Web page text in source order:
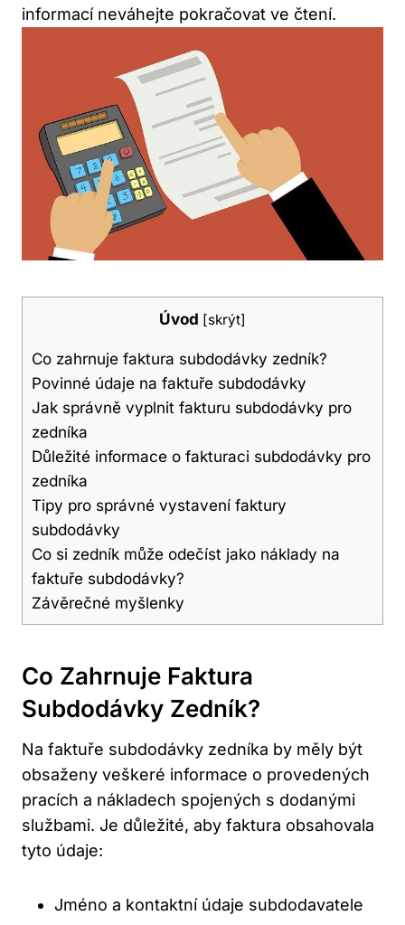
informací neváhejte pokračovat ve čtení.
Úvod [skrýt]
Co zahrnuje faktura subdodávky zedník?
Povinné údaje na faktuře subdodávky
Jak správně vyplnit fakturu subdodávky pro
zedníka
Důležité informace o fakturaci subdodávky pro
zedníka
Tipy pro správné vystavení faktury
subdodávky
Co si zedník může odečíst jako náklady na
faktuře subdodávky?
Závěrečné myšlenky
Co Zahrnuje Faktura
Subdodávky Zedník?
Na faktuře subdodávky zedníka by měly být
obsaženy veškeré informace o provedených
pracích a nákladech spojených s dodanými
službami. Je důležité, aby faktura obsahovala
tyto údaje:
Jméno a kontaktní údaje subdodavatele